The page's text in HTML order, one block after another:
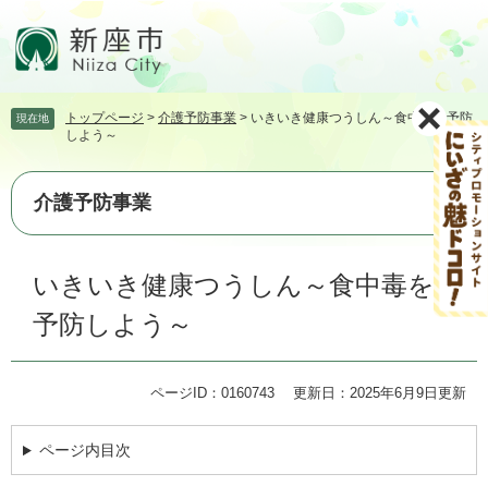
頭
す。
飛
て
本
現在地 トップページ > 介護予防事業 > いきいき健康つうしん～食中毒を予防
しよう～
介護予防事業
いきいき健康つうしん～食中毒を
予防しよう～
ページID：0160743 更新日：2025年6月9日更新
ページ内目次